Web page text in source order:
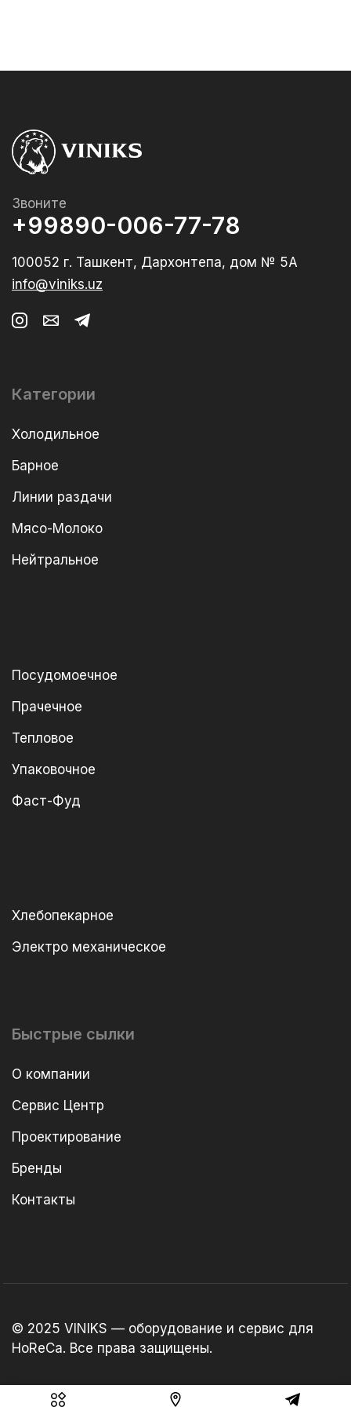
Звоните
+99890-006-77-78
100052 г. Ташкент, Дархонтепа, дом № 5А
info@viniks.uz
Категории
Холодильное
Барное
Линии раздачи
Мясо-Молоко
Нейтральное
Посудомоечное
Прачечное
Тепловое
Упаковочное
Фаст-Фуд
Хлебопекарное
Электро механическое
Быстрые сылки
О компании
Сервис Центр
Проектирование
Бренды
Контакты
© 2025 VINIKS — оборудование и сервис для
HoReCa. Все права защищены.